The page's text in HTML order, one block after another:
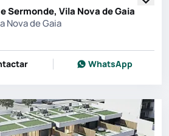
Sermonde, Vila Nova de Gaia
Nova de Gaia
WhatsApp